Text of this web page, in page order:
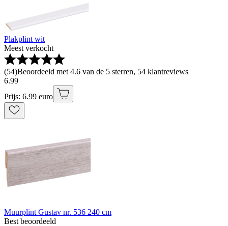
Plakplint wit
Meest verkocht
(54)Beoordeeld met 4.6 van de 5 sterren, 54 klantreviews
6.99
Prijs: 6.99 euro
Muurplint Gustav nr. 536 240 cm
Best beoordeeld